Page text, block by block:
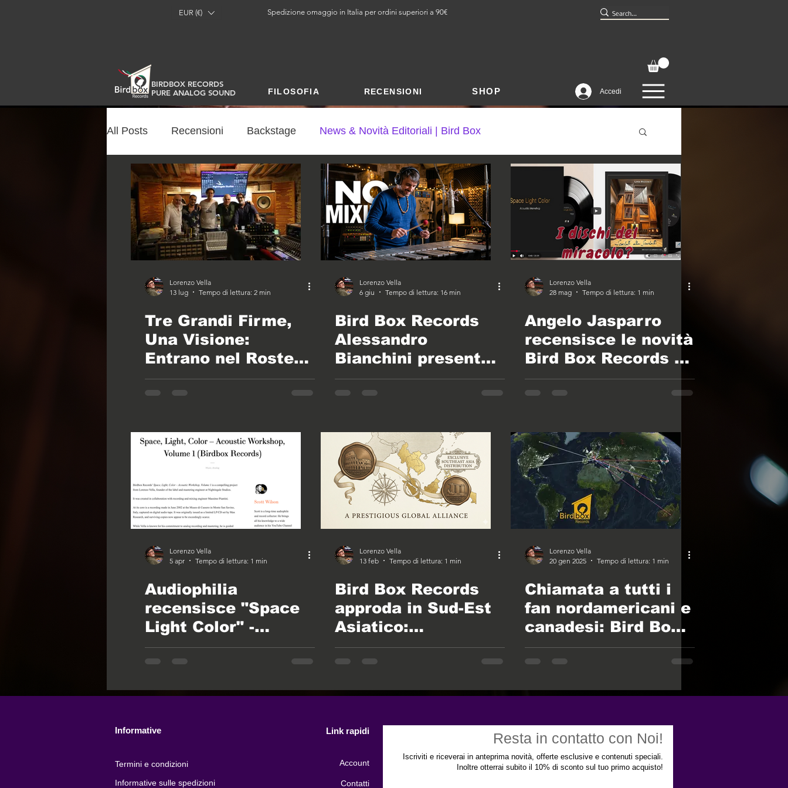
EUR (€) Spedizione omaggio in Italia per ordini superiori a 90€
BIRDBOX RECORDS
PURE ANALOG SOUND
FILOSOFIA RECENSIONI SHOP Accedi
All Posts Recensioni Backstage News & Novità Editoriali | Bird Box
Lorenzo Vella
13 lug
Tempo di lettura: 2 min
Tre Grandi Firme,
Una Visione:
Entrano nel Roster
Bird Box Records
Lorenzo Vella
6 giu
Tempo di lettura: 16 min
Bird Box Records
Alessandro
Bianchini presenta
REASON il nuovo
album analogico ai
Lorenzo Vella
28 mag
Tempo di lettura: 1 min
Angelo Jasparro
recensisce le novità
Bird Box Records e
Bluemoon House
Lorenzo Vella
5 apr
Tempo di lettura: 1 min
Audiophilia
recensisce "Space
Light Color" -
Acoustic Workshop
Vol. 1
Lorenzo Vella
13 feb
Tempo di lettura: 1 min
Bird Box Records
approda in Sud-Est
Asiatico:
Partnership
esclusiva con
Lorenzo Vella
20 gen 2025
Tempo di lettura: 1 min
Chiamata a tutti i
fan nordamericani e
canadesi: Bird Box
Records è qui!
Informative
Termini e condizioni
Informative sulle spedizioni
Link rapidi
Account
Contatti
Resta in contatto con Noi!
Iscriviti e riceverai in anteprima novità, offerte esclusive e contenuti speciali.
Inoltre otterrai subito il 10% di sconto sul tuo primo acquisto!